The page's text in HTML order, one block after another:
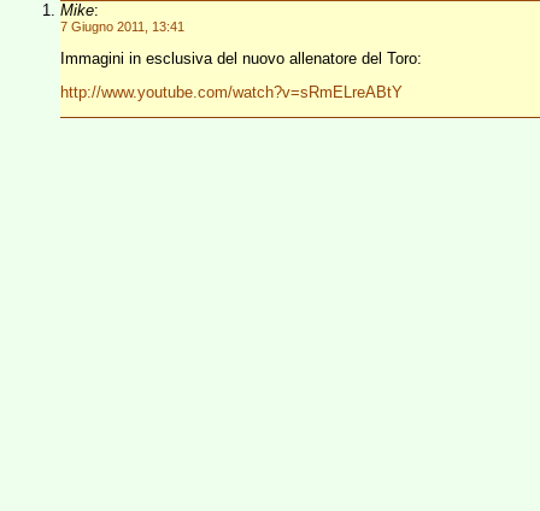
Mike:
7 Giugno 2011, 13:41
Immagini in esclusiva del nuovo allenatore del Toro:
http://www.youtube.com/watch?v=sRmELreABtY